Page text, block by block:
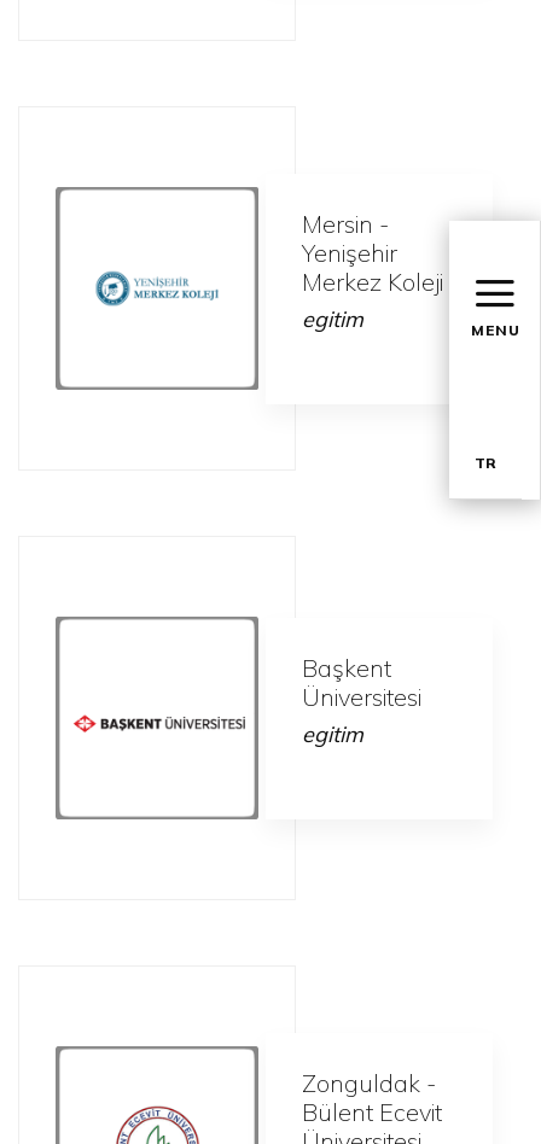
MENU
TR
Mersin -
Yenişehir
Merkez Koleji
egitim
Başkent
Üniversitesi
egitim
Zonguldak -
Bülent Ecevit